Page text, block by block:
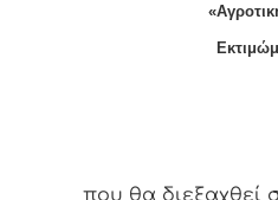
που θα διεξαχθεί